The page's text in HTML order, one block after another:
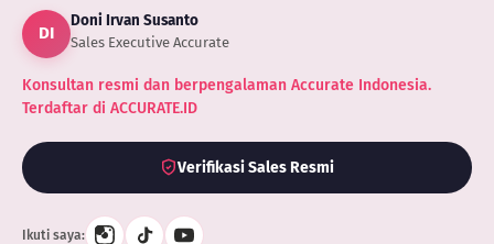
DI
Doni Irvan Susanto
Sales Executive Accurate
Konsultan resmi dan berpengalaman Accurate Indonesia.
Terdaftar di ACCURATE.ID
Verifikasi Sales Resmi
Ikuti saya: